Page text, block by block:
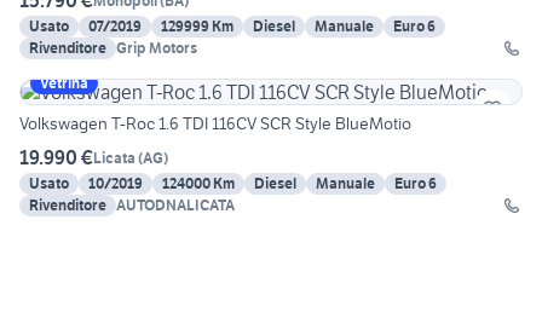
Usato
07/2019 129999 Km Diesel Manuale
Euro 6
Rivenditore Grip Motors
Vetrina
Volkswagen T-Roc 1.6 TDI 116CV SCR Style BlueMotio
19.990 €Licata (AG)
Usato
10/2019 124000 Km Diesel Manuale
Euro 6
Rivenditore AUTODNALICATA